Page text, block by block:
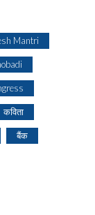
Mantri
कविता
बैंक